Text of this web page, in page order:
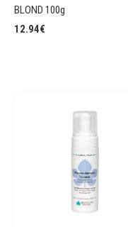
BLOND 100g
12.94€